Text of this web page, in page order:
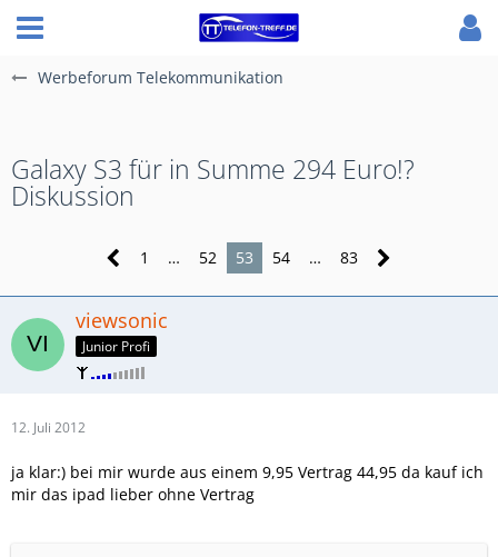
Werbeforum Telekommunikation
Galaxy S3 für in Summe 294 Euro!?
Diskussion
1 … 52 53 54 … 83
viewsonic
Junior Profi
12. Juli 2012
ja klar:) bei mir wurde aus einem 9,95 Vertrag 44,95 da kauf ich
mir das ipad lieber ohne Vertrag